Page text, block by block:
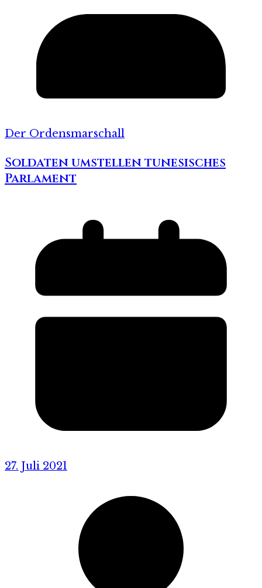
Der Ordensmarschall
Soldaten umstellen tunesisches
Parlament
27. Juli 2021